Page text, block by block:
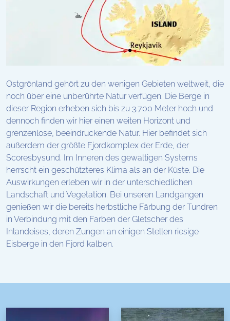
Ostgrönland gehört zu den wenigen Gebieten weltweit, die
noch über eine unberührte Natur verfügen. Die Berge in
dieser Region erheben sich bis zu 3.700 Meter hoch und
dennoch finden wir hier einen weiten Horizont und
grenzenlose, beeindruckende Natur. Hier befindet sich
außerdem der größte Fjordkomplex der Erde, der
Scoresbysund. Im Inneren des gewaltigen Systems
herrscht ein geschützteres Klima als an der Küste. Die
Auswirkungen erleben wir in der unterschiedlichen
Landschaft und Vegetation. Bei unseren Landgängen
genießen wir die bereits herbstliche Färbung der Tundren
in Verbindung mit den Farben der Gletscher des
Inlandeises, deren Zungen an einigen Stellen riesige
Eisberge in den Fjord kalben.